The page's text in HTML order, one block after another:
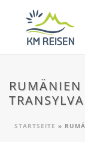
RUMÄNIEN
STARTSEITE »